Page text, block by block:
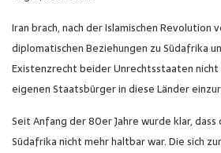
Iran brach, nach der Islamischen Revolution
diplomatischen Beziehungen zu Südafrika
Existenzrecht beider Unrechtsstaaten
eigenen Staatsbürger in diese Länder
Seit Anfang der 80er Jahre wurde klar, dass
Südafrika nicht mehr haltbar war. Die sich